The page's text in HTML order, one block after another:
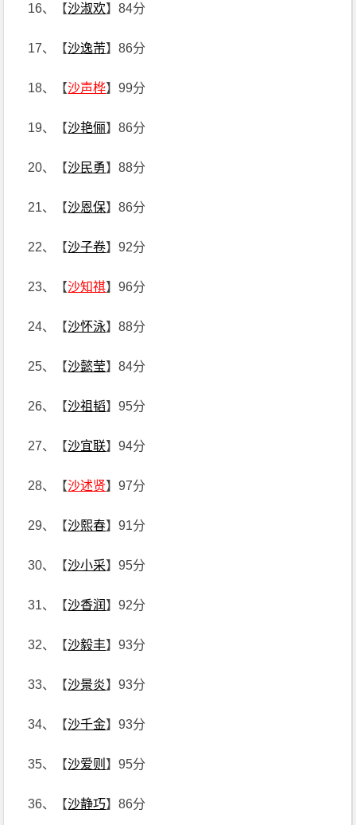
16、【沙淑欢】84分
17、【沙逸芾】86分
18、【沙声桦】99分
19、【沙艳俪】86分
20、【沙民勇】88分
21、【沙恩保】86分
22、【沙子卷】92分
23、【沙知祺】96分
24、【沙怀泳】88分
25、【沙懿莹】84分
26、【沙祖韬】95分
27、【沙宜联】94分
28、【沙述贤】97分
29、【沙熙春】91分
30、【沙小采】95分
31、【沙香润 】92分
32、【沙毅丰】93分
33、【沙景炎】93分
34、【沙千金】93分
35、【沙爱则 】95分
36、【沙静巧】86分